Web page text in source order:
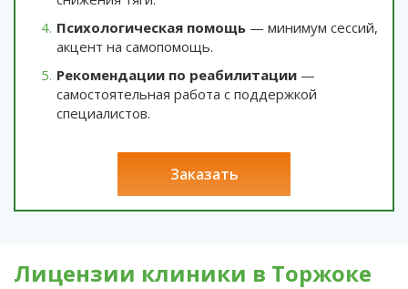
Психологическая помощь — минимум сессий,
акцент на самопомощь.
Рекомендации по реабилитации —
самостоятельная работа с поддержкой
специалистов.
заказать
Лицензии клиники в Торжоке